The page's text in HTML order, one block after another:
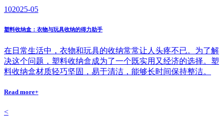
102025-05
塑料收纳盒：衣物与玩具收纳的得力助手
在日常生活中，衣物和玩具的收纳常常让人头疼不已。为了解
决这个问题，塑料收纳盒成为了一个既实用又经济的选择。塑
料收纳盒材质轻巧坚固，易于清洁，能够长时间保持整洁。
Read more+
<